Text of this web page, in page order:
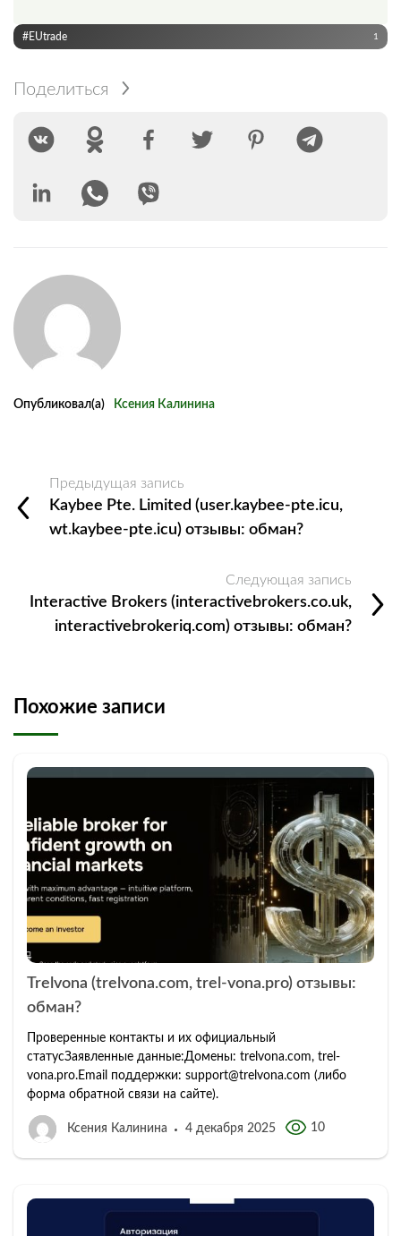
#EUtrade 1
Поделиться
Опубликовал(а) Ксения Калинина
Предыдущая запись
Kaybee Pte. Limited (user.kaybee-pte.icu,
wt.kaybee-pte.icu) отзывы: обман?
Следующая запись
Interactive Brokers (interactivebrokers.co.uk,
interactivebrokeriq.com) отзывы: обман?
Похожие записи
Trelvona (trelvona.com, trel-vona.pro) отзывы:
обман?
Проверенные контакты и их официальный
статусЗаявленные данные:Домены: trelvona.com, trel-
vona.pro.Email поддержки: support@trelvona.com (либо
форма обратной связи на сайте).
Ксения Калинина 4 декабря 2025 10